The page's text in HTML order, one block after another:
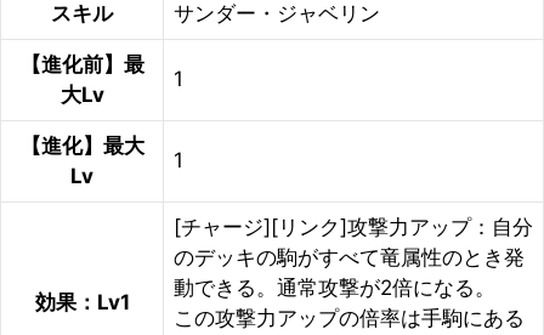
スキル サンダー・ジャベリン
【進化前】最
大Lv
1
【進化】最大
Lv
1
効果：Lv1
[チャージ][リンク]攻撃力アップ：自分
のデッキの駒がすべて竜属性のとき発
動できる。通常攻撃が2倍になる。
この攻撃力アップの倍率は手駒にある